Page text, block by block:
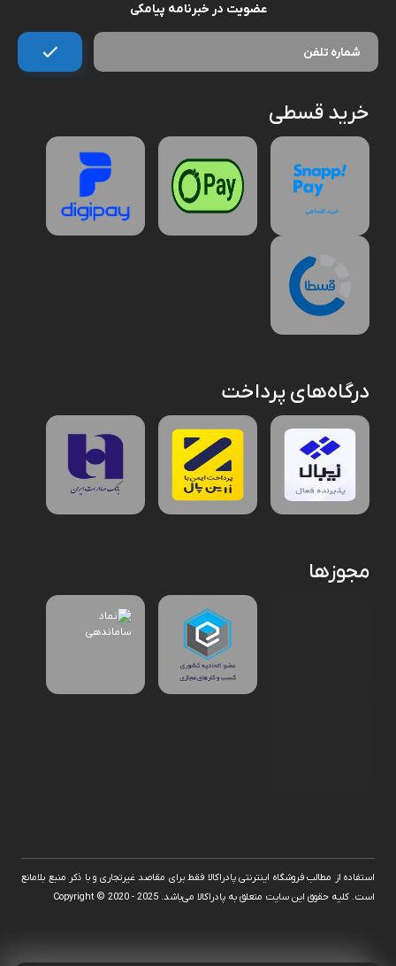
عضویت در خبرنامه پیامکی
خرید قسطی
درگاه‌های پرداخت
مجوزها
استفاده از مطالب فروشگاه اینترنتی پادراکالا فقط برای مقاصد غیرتجاری و با ذکر منبع بلامانع
است. کلیه حقوق این سایت متعلق به پادراکالا می‌باشد. Copyright © 2020 - 2025